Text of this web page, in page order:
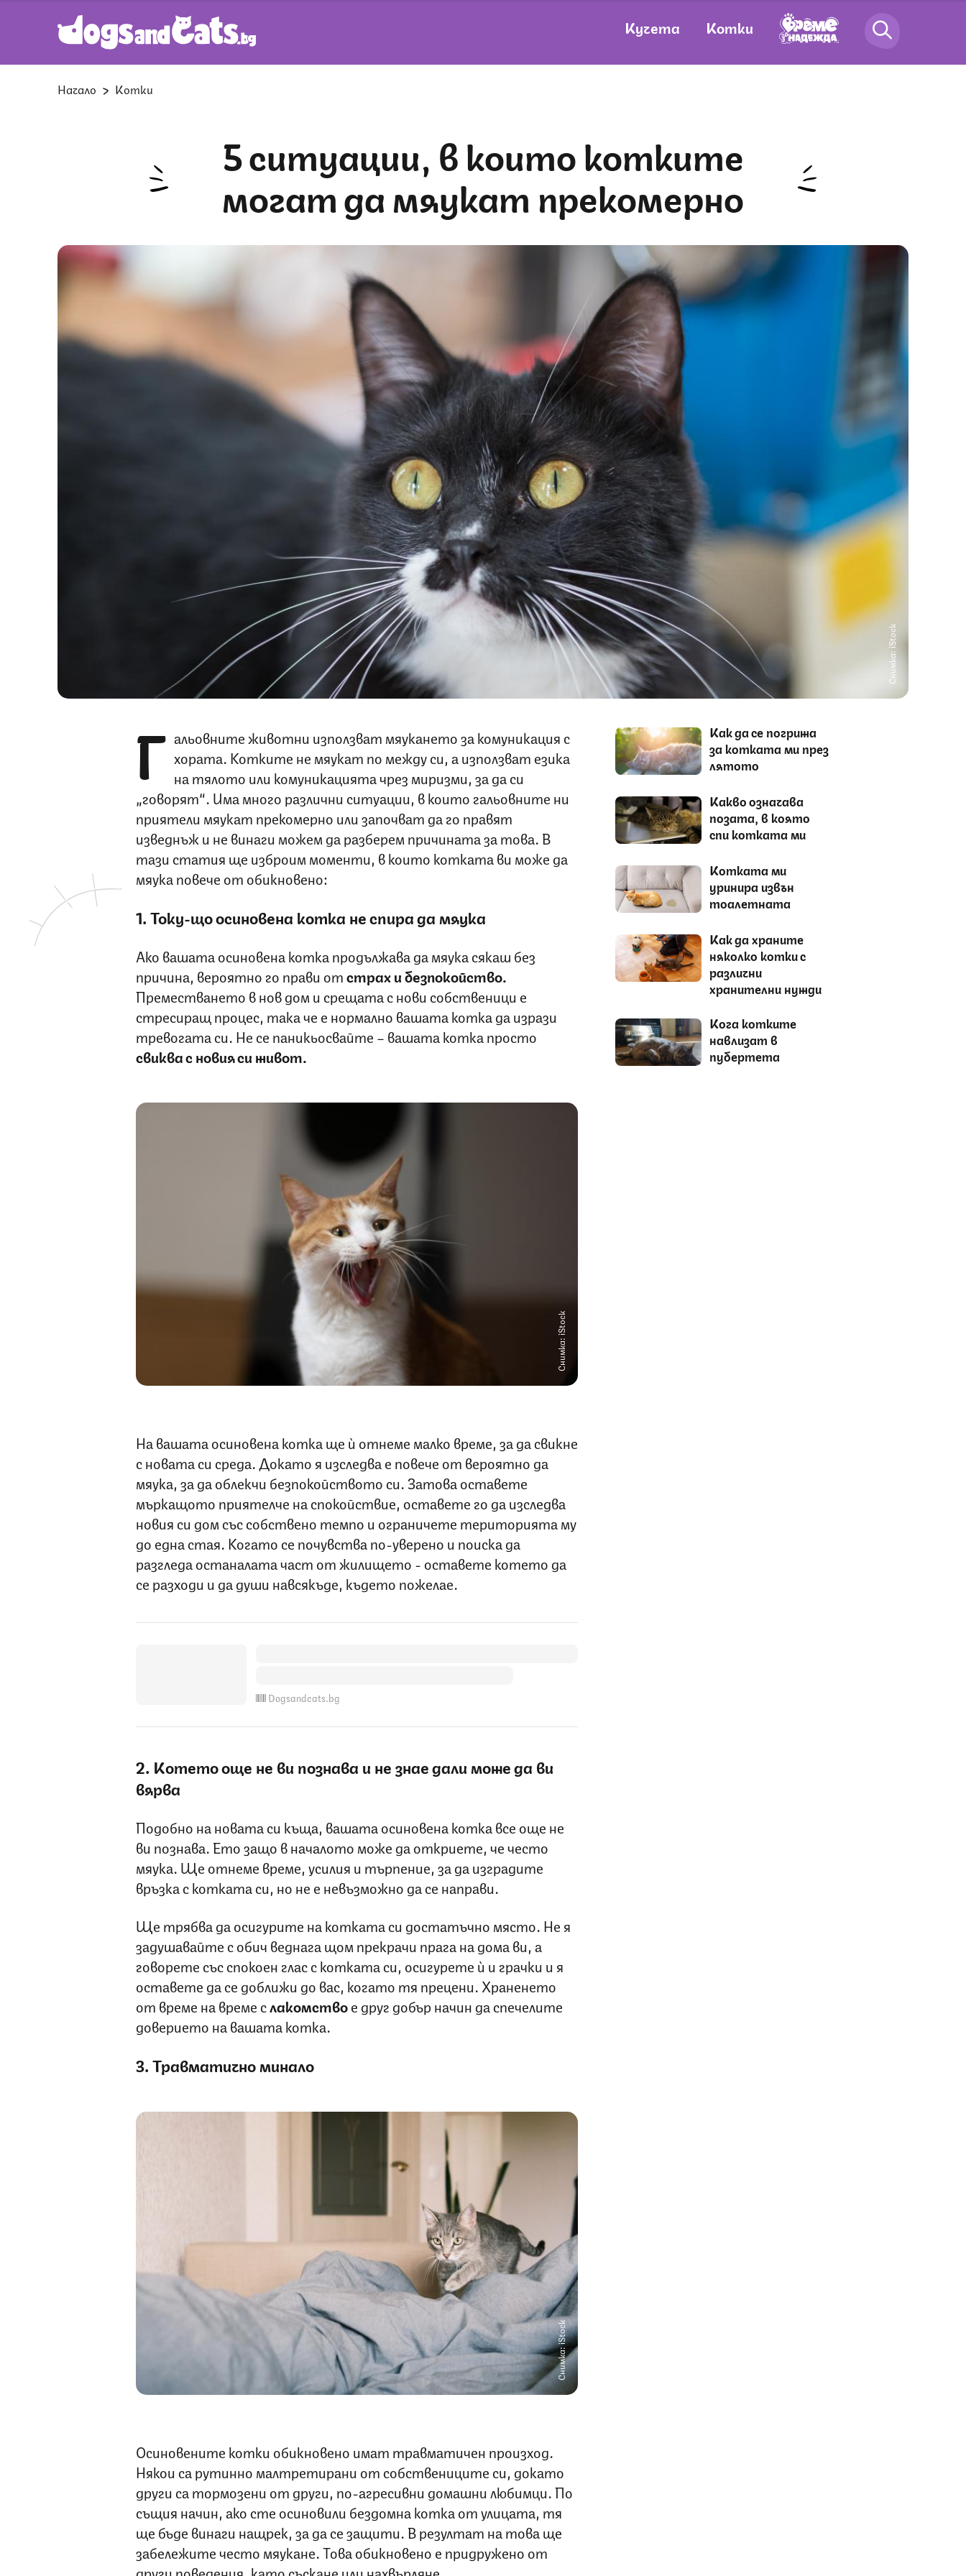
Кучета Котки
Начало Котки
5 ситуации, в които котките
могат да мяукат прекомерно
Снимка: iStock
Г альовните животни използват мяукането за комуникация с
хората. Котките не мяукат по между си, а използват езика
на тялото или комуникацията чрез миризми, за да си
„говорят“. Има много различни ситуации, в които гальовните ни
приятели мяукат прекомерно или започват да го правят
изведнъж и не винаги можем да разберем причината за това. В
тази статия ще изброим моменти, в които котката ви може да
мяука повече от обикновено:
1. Току-що осиновена котка не спира да мяука
Ако вашата осиновена котка продължава да мяука сякаш без
причина, вероятно го прави отстрах и безпокойство.
Преместването в нов дом и срещата с нови собственици е
стресиращ процес, така че е нормално вашата котка да изрази
тревогата си. Не се паникьосвайте – вашата котка просто
свиква с новия си живот.
Снимка: iStock
На вашата осиновена котка ще ѝ отнеме малко време, за да свикне
с новата си среда. Докато я изследва е повече от вероятно да
мяука, за да облекчи безпокойството си. Затова оставете
мъркащото приятелче на спокойствие, оставете го да изследва
новия си дом със собствено темпо и ограничете територията му
до една стая. Когато се почувства по-уверено и поиска да
разгледа останалата част от жилището - оставете котето да
се разходи и да души навсякъде, където пожелае.
Dogsandcats.bg
2. Котето още не ви познава и не знае дали може да ви
вярва
Подобно на новата си къща, вашата осиновена котка все още не
ви познава. Ето защо в началото може да откриете, че често
мяука. Ще отнеме време, усилия и търпение, за да изградите
връзка с котката си, но не е невъзможно да се направи.
Ще трябва да осигурите на котката си достатъчно място. Не я
задушавайте с обич веднага щом прекрачи прага на дома ви, а
говорете със спокоен глас с котката си, осигурете ѝ и грачки и я
оставете да се доближи до вас, когато тя прецени. Храненето
от време на време слакомствое друг добър начин да спечелите
доверието на вашата котка.
3. Травматично минало
Снимка: iStock
Осиновените котки обикновено имат травматичен произход.
Някои са рутинно малтретирани от собствениците си, докато
други са тормозени от други, по-агресивни домашни любимци. По
същия начин, ако сте осиновили бездомна котка от улицата, тя
ще бъде винаги нащрек, за да се защити. В резултат на това ще
забележите често мяукане. Това обикновено е придружено от
Как да се погрижа
за котката ми през
лятото
Какво означава
позата, в която
спи котката ми
Котката ми
уринира извън
тоалетната
Как да храните
няколко котки с
различни
хранителни нужди
Кога котките
навлизат в
пубертета